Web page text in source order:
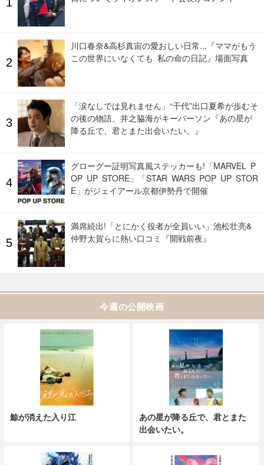
川口春奈&高杉真宙の愛おしい日常...『ママがもう
この世界にいなくても 私の命の日記』場面写真
「涙なしでは見れません」“千代”出口夏希が歩むそ
の後の物語、井之脇海がキーパーソン『あの星が
降る丘で、君とまた出会いたい。』
グローグー証明写真風ステッカーも!「MARVEL P
OP UP STORE」「STAR WARS POP UP STOR
E」がジェイアール京都伊勢丹で開催
満席続出!「とにかく役者が全員いい」池松壮亮&
仲野太賀らに熱い口コミ『開戦前夜』
今週の公開映画
鯨が消えた入り江
あの星が降る丘で、君とまた
出会いたい。